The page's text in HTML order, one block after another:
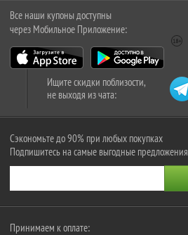
Все наши купоны доступны
через Мобильное Приложение:
Ищите скидки поблизости,
не выходя из чата:
Сэкономьте до 90% при любых покупках
Подпишитесь на самые выгодные предложения
Принимаем к оплате: